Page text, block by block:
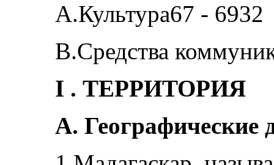
A.Культура67 - 6932
B.Средства
I . ТЕРРИТОРИЯ
А. Географические